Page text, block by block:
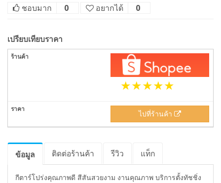
ชอบมาก 0 อยากได้ 0
เปรียบเทียบราคา
ไปที่ร้านค้า
ข้อมูล ติดต่อร้านค้า รีวิว แท็ก
กีตาร์โปร่งคุณภาพดี สีสันสวยงาม งานคุณภาพ บริการตั้งทัชชิ่ง